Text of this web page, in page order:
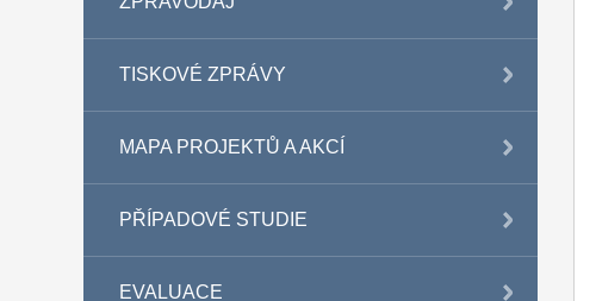
TISKOVÉ ZPRÁVY
MAPA PROJEKTŮ A AKCÍ
PŘÍPADOVÉ STUDIE
EVALUACE